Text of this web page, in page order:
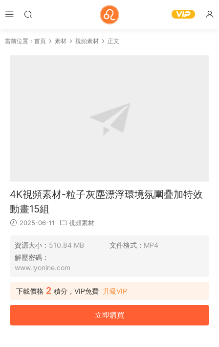
當前位置： 首頁 素材 視頻素材 正文
4K視頻素材-粒子灰塵漂浮環境氛圍疊加特效
動畫15組
2025-06-11 視頻素材
資源大小： 510.84 MB 文件格式： MP4
解壓密碼：
www.lyonine.com
下載價格 2 積分，VIP免費 升級VIP
立即購買